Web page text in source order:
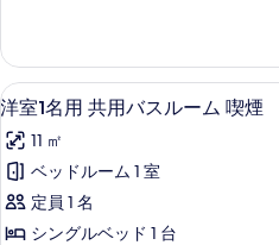
真
を
表
示
す
る
ル
ー
ム
禁
煙
の
す
用
共
用
ス
ル
ー
ム
禁
洋
室
1
名
用
22
洋室1名用 共用バスルーム 喫煙
11 ㎡
ベッドルーム 1 室
定員 1 名
シングルベッド 1 台